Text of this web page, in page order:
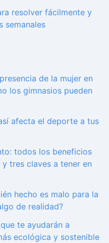
resolver fácilmente y
semanales
de la mujer en
los gimnasios pueden
afecta el deporte a tus
todos los beneficios
tres claves a tener en
hecho es malo para la
de realidad?
te ayudarán a
ecológica y sostenible